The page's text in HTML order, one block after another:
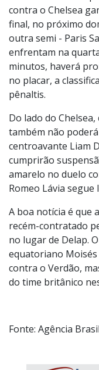
O Fluminense fez a
as quatro equipes
Palmeiras ficaram
contra o Chelsea
final, no próximo
outra semi - Paris
enfrentam na quarta
minutos, haverá
no placar, a
pênaltis.
Do lado do
também não poderá
centroavante Liam
cumprirão
amarelo no duelo
Romeo Lávia segue
A boa notícia é que
recém-contratado
no lugar de Delap.
do time britânico